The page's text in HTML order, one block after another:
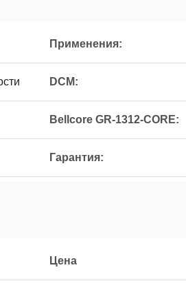
Применения:
DCM:
Bellcore GR-1312-CORE:
Гарантия:
Цена